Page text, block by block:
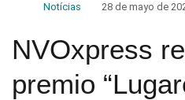
Notícias 28 de mayo de
NVOxpress
premio